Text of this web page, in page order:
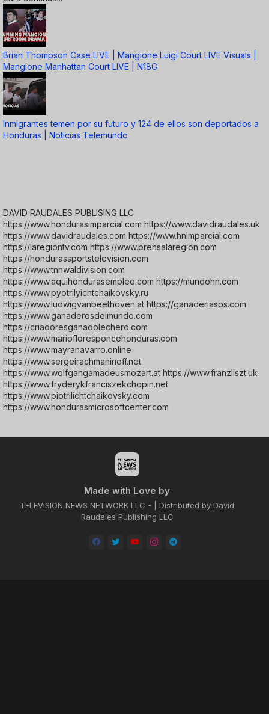
Brian Thompson Case LIVE | Mangione Luigi Court LIVE Visuals |
Mangione Manhattan Court LIVE | N18G
Inmigrantes temen por su futuro y 124 de ellos son deportados a
Honduras | Noticias Telemundo
DAVID RAUDALES PUBLISING LLC
https://www.hondurasimparcial.com https://www.davidraudales.uk
https://www.davidraudales.com https://www.hnimparcial.com
https://laregiontv.com https://www.prensalaregion.com
https://hondurassportstelevision.com
https://www.tnnwaldivision.com
https://www.aquihondurasempleo.com https://mundohn.com
https://www.pyotrilyichtchaikovsky.ru
https://www.ludwigvanbeethoven.at https://ganaderiasos.com
https://www.ganaderosdelmundo.com
https://criadoresganadolechero.com
https://www.mariofloresponcehonduras.com
https://www.mayranavarro.online
https://www.sergeirachmaninoff.net
https://www.wolfgangamadeusmozart.at https://www.franzliszt.uk
https://www.fryderykfranciszekchopin.net
https://www.piotrilichtchaikovsky.com
https://www.hondurasmicrosoftcenter.com
Made with Love by
TELEVISION NEWS NETWORK LLC - | Distributed by David
Raudales Publishing LLC